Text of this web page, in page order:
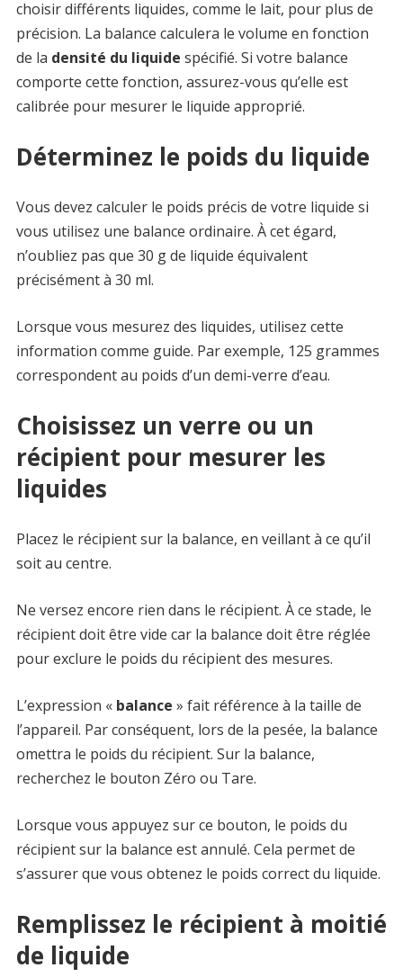
choisir différents liquides, comme le lait, pour plus de
précision. La balance calculera le volume en fonction
de la densité du liquide spécifié. Si votre balance
comporte cette fonction, assurez-vous qu’elle est
calibrée pour mesurer le liquide approprié.
Déterminez le poids du liquide
Vous devez calculer le poids précis de votre liquide si
vous utilisez une balance ordinaire. À cet égard,
n’oubliez pas que 30 g de liquide équivalent
précisément à 30 ml.
Lorsque vous mesurez des liquides, utilisez cette
information comme guide. Par exemple, 125 grammes
correspondent au poids d’un demi-verre d’eau.
Choisissez un verre ou un
récipient pour mesurer les
liquides
Placez le récipient sur la balance, en veillant à ce qu’il
soit au centre.
Ne versez encore rien dans le récipient. À ce stade, le
récipient doit être vide car la balance doit être réglée
pour exclure le poids du récipient des mesures.
L’expression « balance » fait référence à la taille de
l’appareil. Par conséquent, lors de la pesée, la balance
omettra le poids du récipient. Sur la balance,
recherchez le bouton Zéro ou Tare.
Lorsque vous appuyez sur ce bouton, le poids du
récipient sur la balance est annulé. Cela permet de
s’assurer que vous obtenez le poids correct du liquide.
Remplissez le récipient à moitié
de liquide